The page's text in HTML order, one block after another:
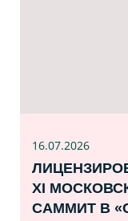
16.07.2026
XI
САММИТ В